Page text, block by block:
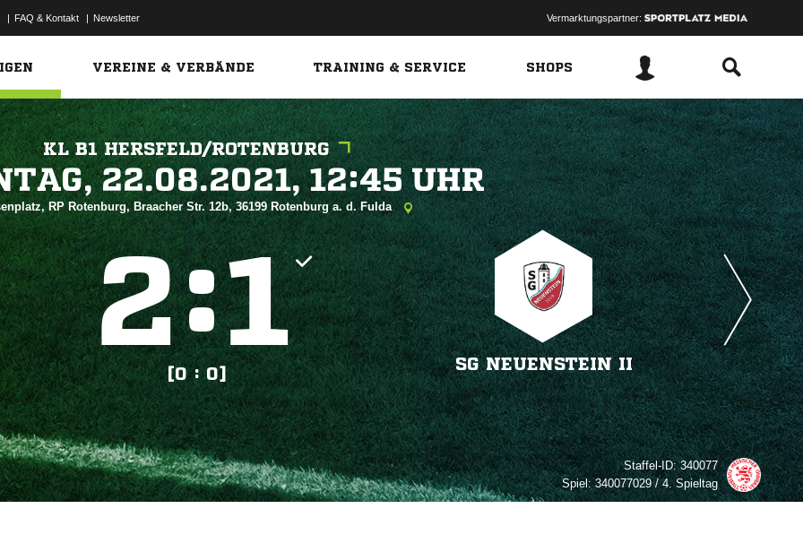
| FAQ & Kontakt | Newsletter Vermarktungspartner:
VEREINE & VERBÄNDE TRAINING & SERVICE SHOPS
KL B1 HERSFELD/ROTENBURG
  
RP Rotenburg, Braacher Str. 12b, 36199 Rotenburg a. d. Fulda
:
[0 : 0]
SG NEUENSTEIN II
Staffel-ID:340077
Spiel:340077029 / 4. Spieltag